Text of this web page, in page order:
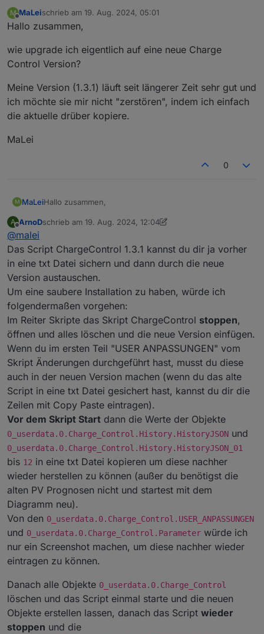
M
Offline
MaLeischrieb am 19. Aug. 2024, 05:01
zuletzt editiert von
Hallo zusammen,
wie upgrade ich eigentlich auf eine neue Charge
Control Version?
Meine Version (1.3.1) läuft seit längerer Zeit sehr gut und
ich möchte sie mir nicht "zerstören", indem ich einfach
die aktuelle drüber kopiere.
MaLei
0
M MaLeiHallo zusammen,
wie upgrade ich eigentlich auf eine neue Charge
Meine Version (1.3.1) läuft seit längerer Zeit sehr gut und
ich möchte sie mir nicht "zerstören", indem ich einfach
die aktuelle drüber kopiere.
MaLei
A
Offline
ArnoDschrieb am 19. Aug. 2024, 12:04
zuletzt editiert von ArnoD
@malei
Das Script ChargeControl 1.3.1 kannst du dir ja vorher
in eine txt Datei sichern und dann durch die neue
Version austauschen.
Um eine saubere Installation zu haben, würde ich
folgendermaßen vorgehen:
Im Reiter Skripte das Skript ChargeControl stoppen,
öffnen und alles löschen und die neue Version einfügen.
Wenn du im ersten Teil "USER ANPASSUNGEN" vom
Skript Änderungen durchgeführt hast, musst du diese
auch in der neuen Version machen (wenn du das alte
Script in eine txt Datei gesichert hast, kannst du dir die
Zeilen mit Copy Paste eintragen).
Vor dem Skript Start dann die Werte der Objekte
0_userdata.0.Charge_Control.History.HistoryJSON und
0_userdata.0.Charge_Control.History.HistoryJSON_01
bis 12 in eine txt Datei kopieren um diese nachher
wieder herstellen zu können (außer du benötigst die
alten PV Prognosen nicht und startest mit dem
Diagramm neu).
Von den 0_userdata.0.Charge_Control.USER_ANPASSUNGEN
und 0_userdata.0.Charge_Control.Parameter würde ich
nur ein Screenshot machen, um diese nachher wieder
eintragen zu können.
Danach alle Objekte 0_userdata.0.Charge_Control
löschen und das Script einmal starte und die neuen
Objekte erstellen lassen, danach das Script wieder
stoppen und die